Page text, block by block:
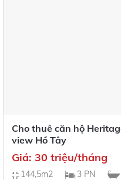
Cho thuê căn hộ
view Hồ Tây
Giá: 30 triệu/tháng
144,5m2 3 PN